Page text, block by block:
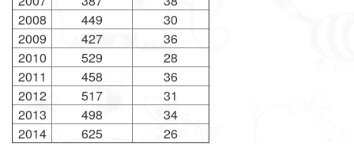
2008
449
30
2009
427
36
2010
529
28
2011
458
36
2012
517
31
2013
498
34
2014
625 26